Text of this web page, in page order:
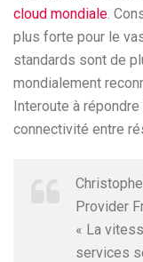
cloud mondiale.
plus forte pour le
standards sont de
mondialement
Interoute à
connectivité entre
Provider
« La
services